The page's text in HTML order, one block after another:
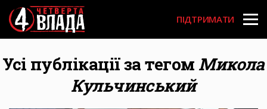
Перейти
до
основного
вмісту
User
account
menu
ПІДТРИМАТИ
Усі публікації за тегомМикола
Кульчинський